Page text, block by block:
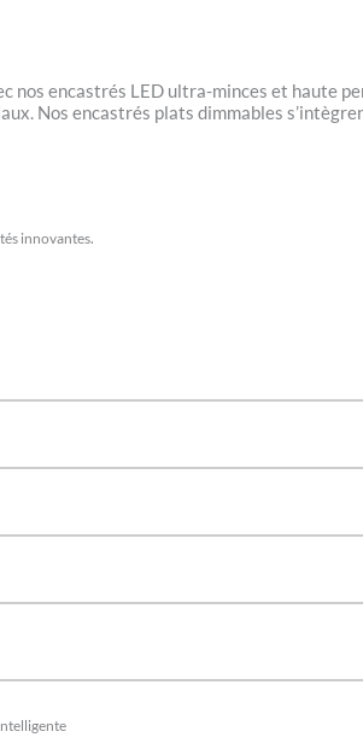
nos encastrés LED ultra-minces et haute
Nos encastrés plats dimmables
innovantes.